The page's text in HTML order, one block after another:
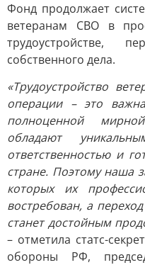
Фонд продолжает
ветеранам СВО в
трудоустройстве,
собственного дела.
«Трудоустройство
операции – это
полноценной
обладают
ответственностью и
стране. Поэтому наша
которых их
востребован, а
станет достойным
– отметила статс-
обороны РФ,